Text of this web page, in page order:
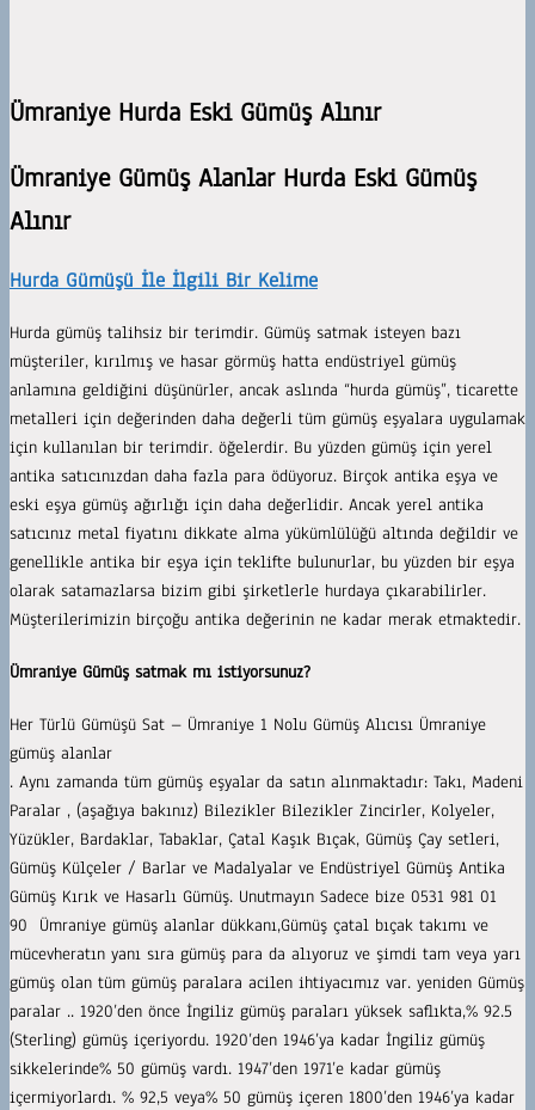
Ümraniye Hurda Eski Gümüş Alınır
Ümraniye Gümüş Alanlar Hurda Eski Gümüş
Alınır
Hurda Gümüşü İle İlgili Bir Kelime
Hurda gümüş talihsiz bir terimdir. Gümüş satmak isteyen bazı
müşteriler, kırılmış ve hasar görmüş hatta endüstriyel gümüş
anlamına geldiğini düşünürler, ancak aslında “hurda gümüş”, ticarette
metalleri için değerinden daha değerli tüm gümüş eşyalara uygulamak
için kullanılan bir terimdir. öğelerdir. Bu yüzden gümüş için yerel
antika satıcınızdan daha fazla para ödüyoruz. Birçok antika eşya ve
eski eşya gümüş ağırlığı için daha değerlidir. Ancak yerel antika
satıcınız metal fiyatını dikkate alma yükümlülüğü altında değildir ve
genellikle antika bir eşya için teklifte bulunurlar, bu yüzden bir eşya
olarak satamazlarsa bizim gibi şirketlerle hurdaya çıkarabilirler.
Müşterilerimizin birçoğu antika değerinin ne kadar merak etmaktedir.
Ümraniye Gümüş satmak mı istiyorsunuz?
Her Türlü Gümüşü Sat – Ümraniye 1 Nolu Gümüş Alıcısı Ümraniye
gümüş alanlar
. Aynı zamanda tüm gümüş eşyalar da satın alınmaktadır: Takı, Madeni
Paralar , (aşağıya bakınız) Bilezikler Bilezikler Zincirler, Kolyeler,
Yüzükler, Bardaklar, Tabaklar, Çatal Kaşık Bıçak, Gümüş Çay setleri,
Gümüş Külçeler / Barlar ve Madalyalar ve Endüstriyel Gümüş Antika
Gümüş Kırık ve Hasarlı Gümüş. Unutmayın Sadece bize 0531 981 01
90 Ümraniye gümüş alanlar dükkanı,Gümüş çatal bıçak takımı ve
mücevheratın yanı sıra gümüş para da alıyoruz ve şimdi tam veya yarı
gümüş olan tüm gümüş paralara acilen ihtiyacımız var. yeniden Gümüş
paralar .. 1920’den önce İngiliz gümüş paraları yüksek saflıkta,% 92.5
(Sterling) gümüş içeriyordu. 1920’den 1946’ya kadar İngiliz gümüş
sikkelerinde% 50 gümüş vardı. 1947’den 1971’e kadar gümüş
içermiyorlardı. % 92,5 veya% 50 gümüş içeren 1800’den 1946’ya kadar